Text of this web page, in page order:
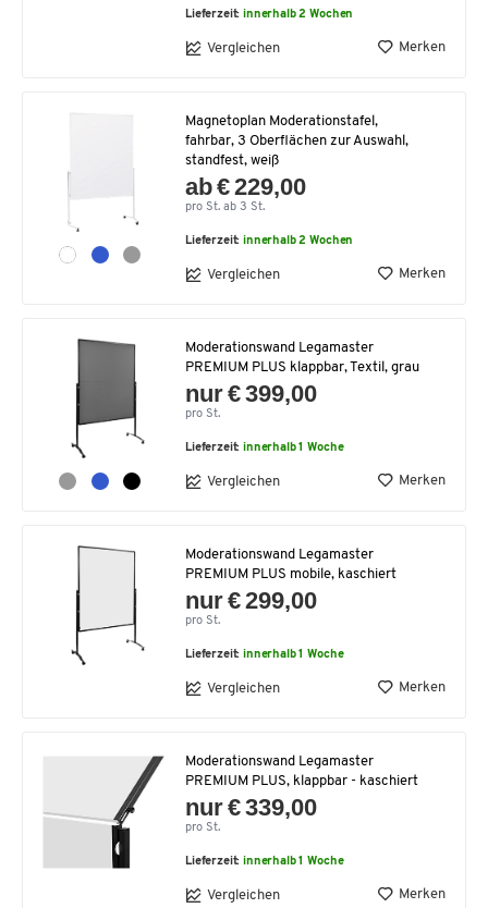
Lieferzeit:innerhalb 2 Wochen
Vergleichen Merken
Magnetoplan Moderationstafel,
fahrbar, 3 Oberflächen zur Auswahl,
standfest, weiß
ab € 229,00
pro St. ab 3 St.
Lieferzeit:innerhalb 2 Wochen
Vergleichen Merken
Moderationswand Legamaster
PREMIUM PLUS klappbar, Textil, grau
nur € 399,00
pro St.
Lieferzeit:innerhalb 1 Woche
Vergleichen Merken
Moderationswand Legamaster
PREMIUM PLUS mobile, kaschiert
nur € 299,00
pro St.
Lieferzeit:innerhalb 1 Woche
Vergleichen Merken
Moderationswand Legamaster
PREMIUM PLUS, klappbar - kaschiert
nur € 339,00
pro St.
Lieferzeit:innerhalb 1 Woche
Vergleichen Merken